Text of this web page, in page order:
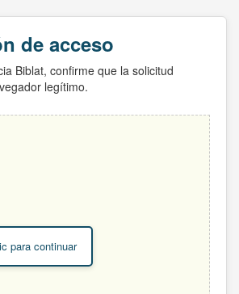
de acceso
Biblat, confirme que la solicitud
legítimo.
para continuar